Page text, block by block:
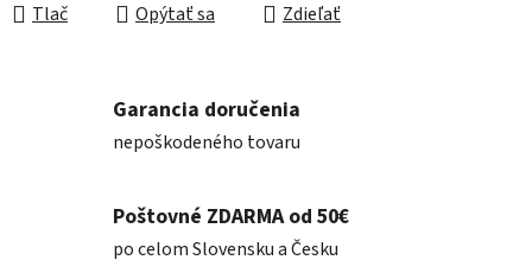
Tlač Opýtať sa Zdieľať
Garancia doručenia
nepoškodeného tovaru
Poštovné ZDARMA od 50€
po celom Slovensku a Česku